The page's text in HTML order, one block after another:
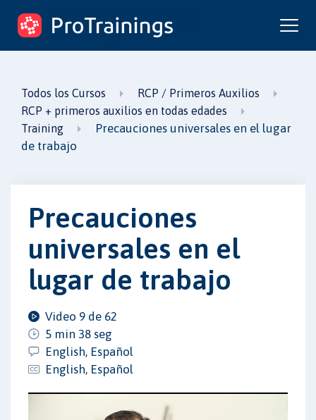
ProTrainings.com
un curso de ProTrainings
Todos los Cursos
RCP / Primeros Auxilios
RCP + primeros auxilios en todas edades
Training
Precauciones universales en el lugar
de trabajo
Precauciones
universales en el
lugar de trabajo
Video 9 de 62
5 min 38 seg
English, Español
English, Español